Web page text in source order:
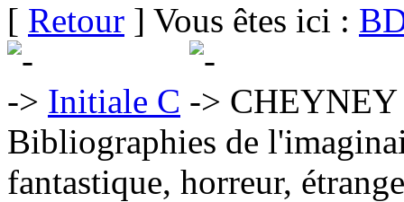
[ Retour ] Vous êtes ici :
Initiale C
CHEYNEY
Bibliographies de
fantastique, horreur,